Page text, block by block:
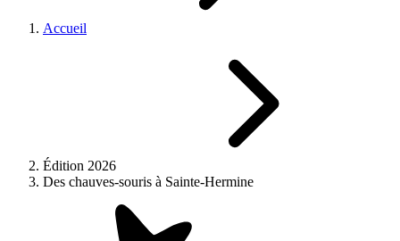
Accueil
Édition 2026
Des chauves-souris à Sainte-Hermine